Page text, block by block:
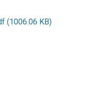
(1006.06 KB)